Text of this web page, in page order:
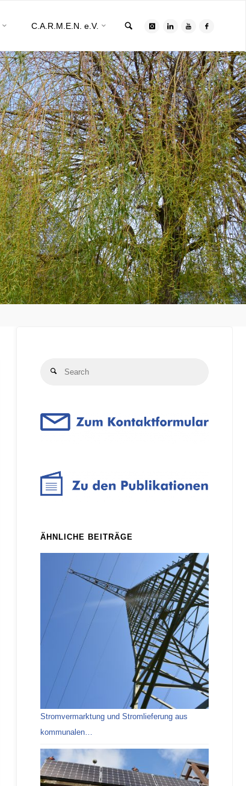
C.A.R.M.E.N. e.V.
Search
ÄHNLICHE BEITRÄGE
Stromvermarktung und Stromlieferung aus
kommunalen…